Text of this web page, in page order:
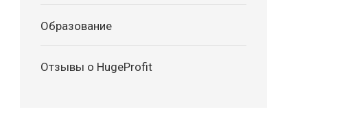
Образование
Отзывы о HugeProfit